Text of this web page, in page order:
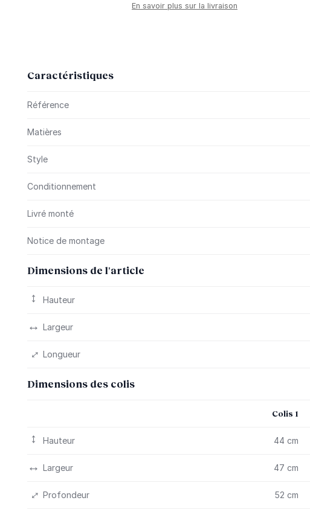
En savoir plus sur la livraison
Caractéristiques
Référence
Matières
Style
Conditionnement
Livré monté
Notice de montage
Dimensions de l'article
Hauteur
Largeur
Longueur
Dimensions des colis
Colis 1
Hauteur 44 cm
Largeur 47 cm
Profondeur 52 cm